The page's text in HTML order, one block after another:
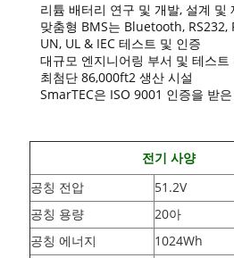
리튬 배터리 연구 및 개발, 설계 및
맞춤형 BMS는 Bluetooth, RS232,
UN, UL & IEC 테스트 및 인증
대규모 엔지니어링 부서 및 테스트
최첨단 86,000ft2 생산 시설
SmarTEC은 ISO 9001 인증을 받
전기 사양
공칭 전압
51.2V
공칭 용량
20아
공칭 에너지
1024Wh